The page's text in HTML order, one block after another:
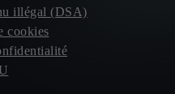
illégal (DSA)
cookies